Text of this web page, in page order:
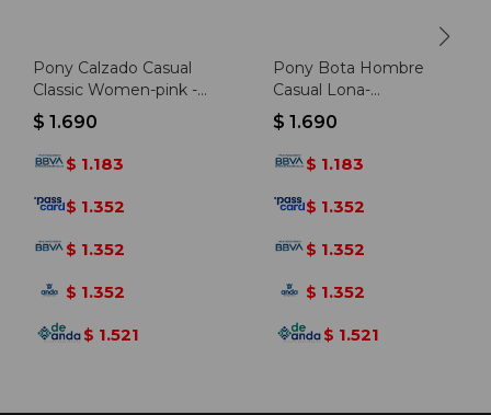
Pony Calzado Casual
Classic Women-pink -
Rosado
$ 1.690
$ 1.183
$ 1.352
$ 1.352
$ 1.352
$ 1.521
Pony Bota Hombre
Casual Lona-
negro/marino - Negro-
marino
$ 1.690
$ 1.183
$ 1.352
$ 1.352
$ 1.352
$ 1.521